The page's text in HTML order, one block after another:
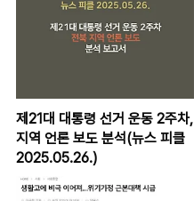
제21대 대통령 선거 운동 2주차,
지역 언론 보도 분석(뉴스 피클
2025.05.26.)